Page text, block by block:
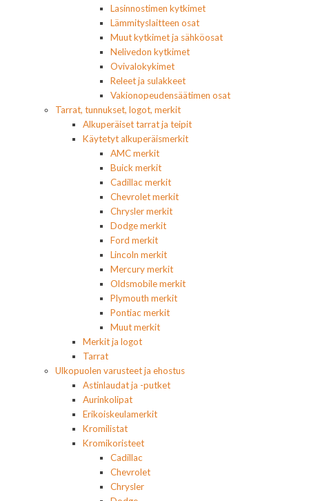
Lasinnostimen kytkimet
Lämmityslaitteen osat
Muut kytkimet ja sähköosat
Nelivedon kytkimet
Ovivalokykimet
Releet ja sulakkeet
Vakionopeudensäätimen osat
Tarrat, tunnukset, logot, merkit
Alkuperäiset tarrat ja teipit
Käytetyt alkuperäismerkit
AMC merkit
Buick merkit
Cadillac merkit
Chevrolet merkit
Chrysler merkit
Dodge merkit
Ford merkit
Lincoln merkit
Mercury merkit
Oldsmobile merkit
Plymouth merkit
Pontiac merkit
Muut merkit
Merkit ja logot
Tarrat
Ulkopuolen varusteet ja ehostus
Astinlaudat ja -putket
Aurinkolipat
Erikoiskeulamerkit
Kromilistat
Kromikoristeet
Cadillac
Chevrolet
Chrysler